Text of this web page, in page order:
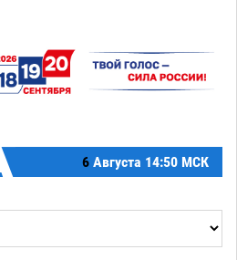
6 Августа 14:50 МСК